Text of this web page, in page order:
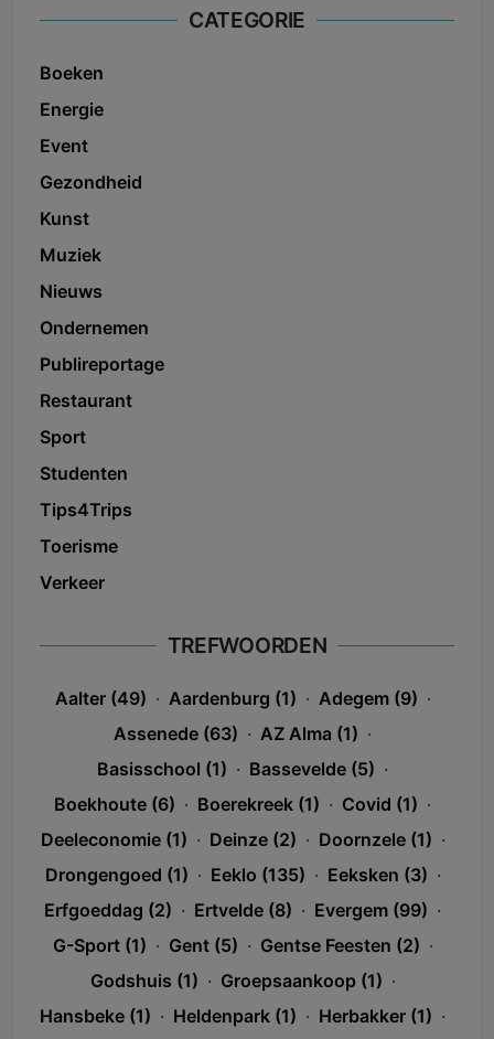
CATEGORIE
Boeken
Energie
Event
Gezondheid
Kunst
Muziek
Nieuws
Ondernemen
Publireportage
Restaurant
Sport
Studenten
Tips4Trips
Toerisme
Verkeer
TREFWOORDEN
Aalter (49) · Aardenburg (1) · Adegem (9) ·
Assenede (63) · AZ Alma (1) ·
Basisschool (1) · Bassevelde (5) ·
Boekhoute (6) · Boerekreek (1) · Covid (1) ·
Deeleconomie (1) · Deinze (2) · Doornzele (1) ·
Drongengoed (1) · Eeklo (135) · Eeksken (3) ·
Erfgoeddag (2) · Ertvelde (8) · Evergem (99) ·
G-Sport (1) · Gent (5) · Gentse Feesten (2) ·
Godshuis (1) · Groepsaankoop (1) ·
Hansbeke (1) · Heldenpark (1) · Herbakker (1) ·